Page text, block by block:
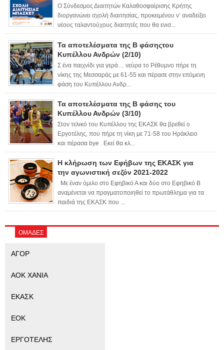
Ο Σύνδεσμος Διαιτητών Καλαθοσφαίρισης Κρήτης
διοργανώνει σχολή διαιτησίας, προκειμένου ν’ αναδείξει
νέους ταλαντούχους διαιτητές που θα ενισ...
Τα αποτελέσματα της Β φάσηςτου
Κυπέλλου Ανδρών (2/10)
Σ ένα παιχνίδι για γερά… νεύρα το Ρέθυμνο πήρε τη
νίκης της Μεσσαράς με 61-55 και πέρασε στην επόμενη
φάση του Κυπέλλου Ανδρ...
Τα αποτελέσματα της Β φάσης του
Κυπέλλου Ανδρών (3/10)
Στον τελικό του Κυπέλλου της ΕΚΑΣΚ θα βρεθεί ο
Εργοτέλης, που πήρε τη νίκη με 71-58 του Ηράκλειο
και πέρασα bye . Εκεί θα κλ...
Η κλήρωση των Εφήβων της ΕΚΑΣΚ για
την αγωνιστική σεζόν 2021-2022
Με έναν όμιλο στο Εφηβικό Α και δύο στο Εφηβικό Β
αναμένεται να πραγματοποιηθεί το πρωτάθλημα για τα
παιδιά της ΕΚΑΣΚ που ...
ΟΜΑΔΕΣ
ΑΓΟΡ
ΑΟΚ ΧΑΝΙΑ
ΕΚΑΣΚ
ΕΟΚ
ΕΡΓΟΤΕΛΗΣ